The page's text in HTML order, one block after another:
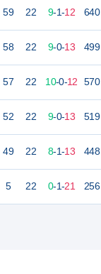
59 22 9-1-12 640
58 22 9-0-13 499
57 22 10-0-12 570
52 22 9-0-13 519
49 22 8-1-13 448
5 22 0-1-21 256